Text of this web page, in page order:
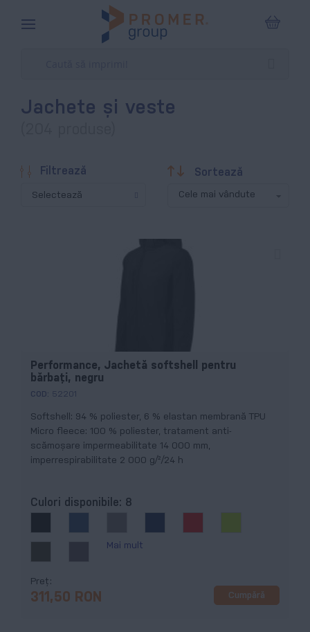
Jachete și veste
Filtrează
Selectează
Sortează
Descendentă
Performance, Jachetă softshell pentru
bărbaţi, negru
COD: 52201
Softshell: 94 % poliester, 6 % elastan membrană TPU
Micro fleece: 100 % poliester, tratament anti-
scămoșare impermeabilitate 14 000 mm,
imperrespirabilitate 2 000 g/²/24 h
Culori disponibile: 8
Mai mult
Preț
311,50 RON Cumpără